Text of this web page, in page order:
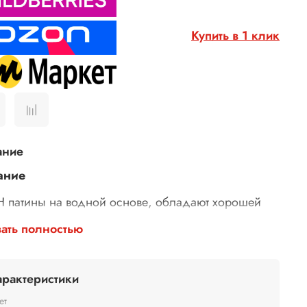
Купить в 1 клик
патины на водной основе, обладают хорошей
перламутровая краска-патина
поверхности:
полностью